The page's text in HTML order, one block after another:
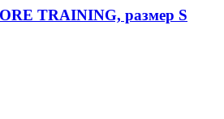
TRAINING, размер S